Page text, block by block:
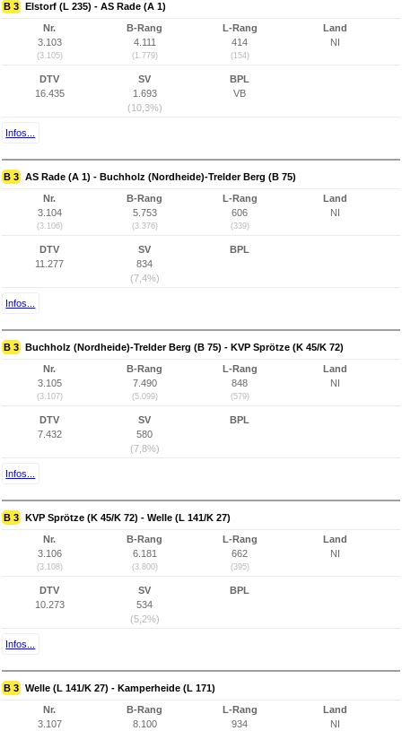
B 3 Elstorf (L 235) - AS Rade (A 1)
Nr.
3.103
(3.105)
B-Rang
4.111
(1.779)
L-Rang
414
(154)
Land
NI
DTV
16.435
SV
1.693
(10,3%)
BPL
VB
Infos...
B 3 AS Rade (A 1) - Buchholz (Nordheide)-Trelder Berg (B 75)
Nr.
3.104
(3.106)
B-Rang
5.753
(3.376)
L-Rang
606
(339)
Land
NI
DTV
11.277
SV
834
(7,4%)
BPL
Infos...
B 3 Buchholz (Nordheide)-Trelder Berg (B 75) - KVP Sprötze (K 45/K 72)
Nr.
3.105
(3.107)
B-Rang
7.490
(5.099)
L-Rang
848
(579)
Land
NI
DTV
7.432
SV
580
(7,8%)
BPL
Infos...
B 3 KVP Sprötze (K 45/K 72) - Welle (L 141/K 27)
Nr.
3.106
(3.108)
B-Rang
6.181
(3.800)
L-Rang
662
(395)
Land
NI
DTV
10.273
SV
534
(5,2%)
BPL
Infos...
B 3 Welle (L 141/K 27) - Kamperheide (L 171)
Nr.
3.107
B-Rang
8.100
L-Rang
934
Land
NI